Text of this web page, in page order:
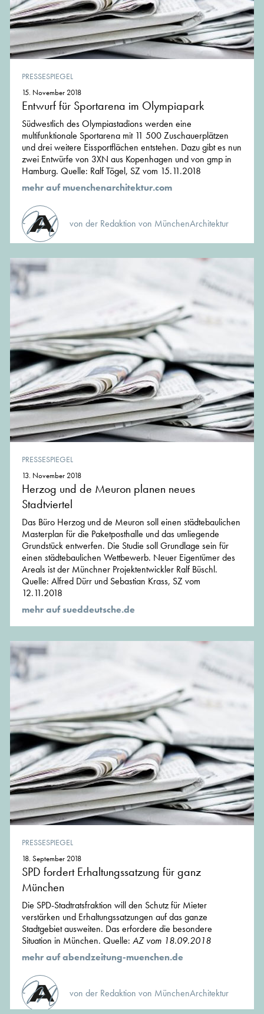
PRESSESPIEGEL
15. November 2018
Entwurf für Sportarena im Olympiapark
Südwestlich des Olympiastadions werden eine
multifunktionale Sportarena mit 11 500 Zuschauerplätzen
und drei weitere Eissportflächen entstehen. Dazu gibt es nun
zwei Entwürfe von 3XN aus Kopenhagen und von gmp in
Hamburg. Quelle: Ralf Tögel, SZ vom 15.11.2018
mehr auf muenchenarchitektur.com
von der Redaktion von MünchenArchitektur
PRESSESPIEGEL
13. November 2018
Herzog und de Meuron planen neues
Stadtviertel
Das Büro Herzog und de Meuron soll einen städtebaulichen
Masterplan für die Paketposthalle und das umliegende
Grundstück entwerfen. Die Studie soll Grundlage sein für
einen städtebaulichen Wettbewerb. Neuer Eigentümer des
Areals ist der Münchner Projektentwickler Ralf Büschl.
Quelle: Alfred Dürr und Sebastian Krass, SZ vom
12.11.2018
mehr auf sueddeutsche.de
von der Redaktion von MünchenArchitektur
PRESSESPIEGEL
18. September 2018
SPD fordert Erhaltungssatzung für ganz
München
Die SPD-Stadtratsfraktion will den Schutz für Mieter
verstärken und Erhaltungssatzungen auf das ganze
Stadtgebiet ausweiten. Das erfordere die besondere
Situation in München. Quelle: AZ vom 18.09.2018
mehr auf abendzeitung-muenchen.de
von der Redaktion von MünchenArchitektur